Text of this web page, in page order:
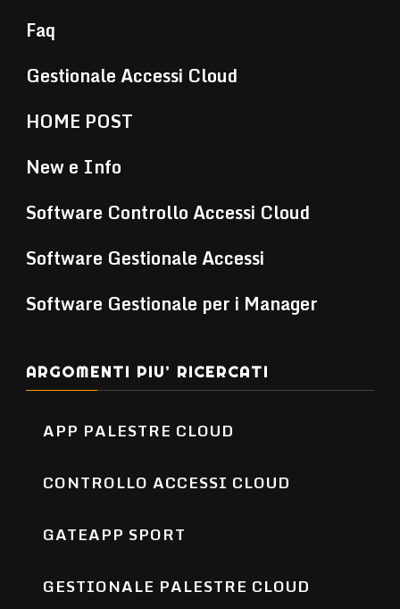
Faq
Gestionale Accessi Cloud
HOME POST
New e Info
Software Controllo Accessi Cloud
Software Gestionale Accessi
Software Gestionale per i Manager
ARGOMENTI PIU’ RICERCATI
APP PALESTRE CLOUD
CONTROLLO ACCESSI CLOUD
GATEAPP SPORT
GESTIONALE PALESTRE CLOUD